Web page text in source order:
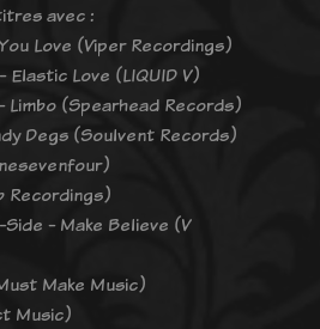
avec :
Love (Viper Recordings)
Love (LIQUID V)
Limbo (Spearhead Records)
Degs (Soulvent Records)
Recordings)
- Make Believe (V
Make Music)
Music)